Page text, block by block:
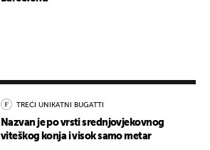
TREĆI UNIKATNI BUGATTI
Nazvan je po vrsti srednjovjekovnog
viteškog konja i visok samo metar